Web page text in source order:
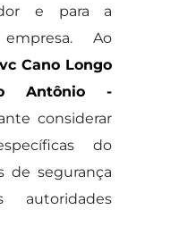
e para a
Ao
Cano Longo
Antônio -
considerar
do
de segurança
autoridades